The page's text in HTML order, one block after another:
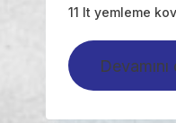
11 lt yemleme